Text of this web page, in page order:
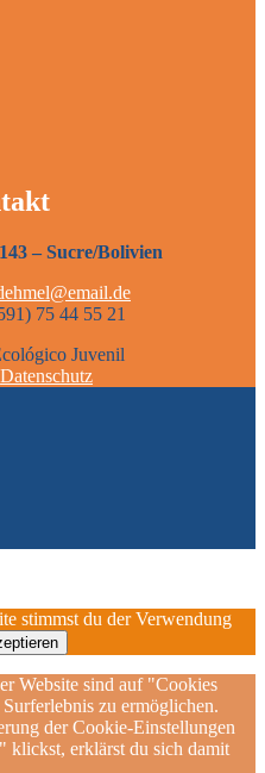
– Sucre/Bolivien
75 44 55 21
Juvenil
Datenschutz
stimmst du der Verwendung
Website sind auf "Cookies
zu ermöglichen.
der Cookie-Einstellungen
klickst, erklärst du sich damit